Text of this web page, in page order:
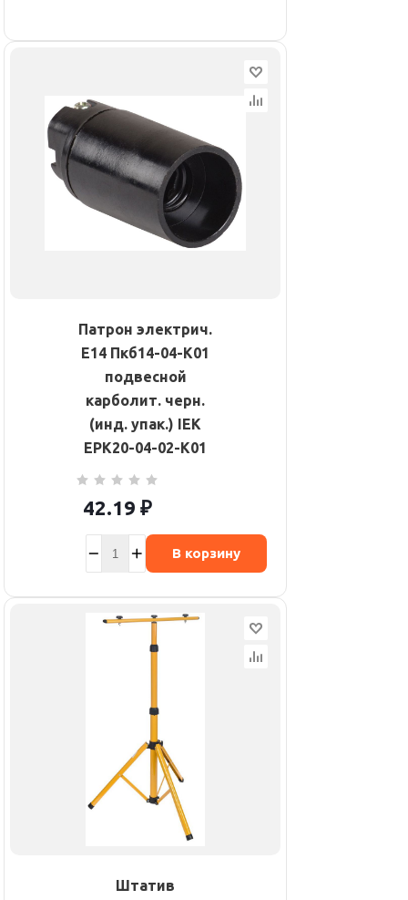
Патрон электрич.
E14 Пкб14-04-К01
подвесной
карболит. черн.
(инд. упак.) IEK
EPK20-04-02-K01
42.19 ₽
В корзину
Штатив